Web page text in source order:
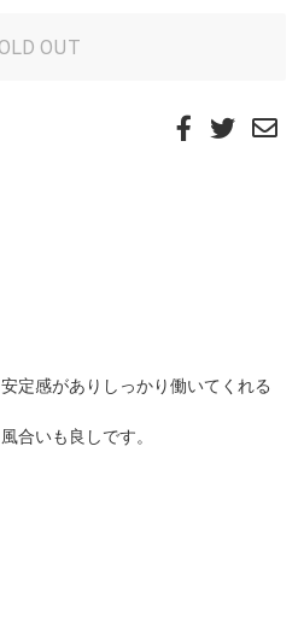
定感がありしっかり働いてくれる
合いも良しです。